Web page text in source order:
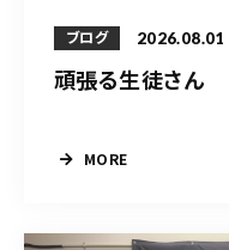
ブログ 2026.08.01
頑張る生徒さん
MORE